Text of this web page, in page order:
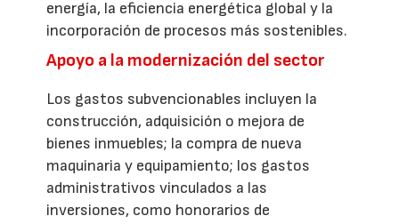
energía, la eficiencia energética global y la
incorporación de procesos más sostenibles.
Apoyo a la modernización del sector
Los gastos subvencionables incluyen la
construcción, adquisición o mejora de
bienes inmuebles; la compra de nueva
maquinaria y equipamiento; los gastos
administrativos vinculados a las
inversiones, como honorarios de